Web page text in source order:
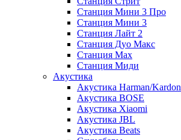
Станция Мини 3 Про
Станция Мини 3
Станция Лайт 2
Станция Дуо Макс
Станция Max
Станция Миди
Акустика
Акустика Harman/Kardon
Акустика BOSE
Акустика Xiaomi
Акустика JBL
Акустика Beats